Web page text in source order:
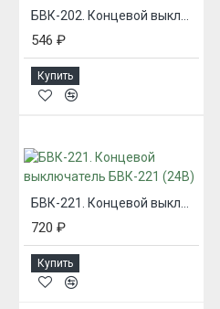
546 ₽
Купить
720 ₽
Купить